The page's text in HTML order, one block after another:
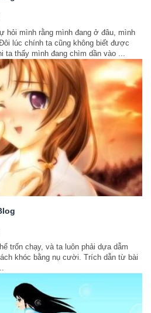
hỏi mình rằng mình đang ở đâu, mình
lúc chính ta cũng không biết được
ta thấy mình đang chìm dần vào ...
trốn chạy, và ta luôn phải dựa dẫm
khóc bằng nụ cười. Trích dẫn từ bài